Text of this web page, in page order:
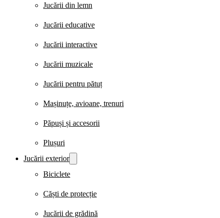
Jucării din lemn
Jucării educative
Jucării interactive
Jucării muzicale
Jucării pentru pătuț
Mașinuțe, avioane, trenuri
Păpuși și accesorii
Plușuri
Jucării exterior
Biciclete
Căști de protecție
Jucării de grădină